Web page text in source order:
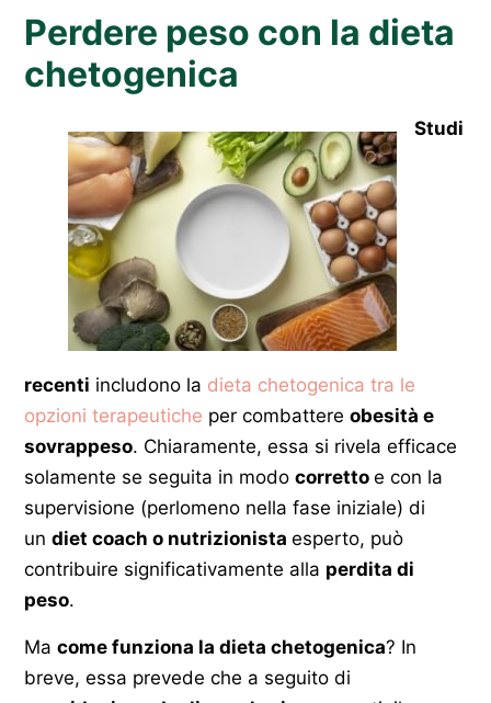
Perdere peso con la dieta
chetogenica
Studi
recenti includono la dieta chetogenica tra le
opzioni terapeutiche per combattere obesità e
sovrappeso. Chiaramente, essa si rivela efficace
solamente se seguita in modo corretto e con la
supervisione (perlomeno nella fase iniziale) di
un diet coach o nutrizionista esperto, può
contribuire significativamente alla perdita di
peso.
Ma come funziona la dieta chetogenica? In
breve, essa prevede che a seguito di